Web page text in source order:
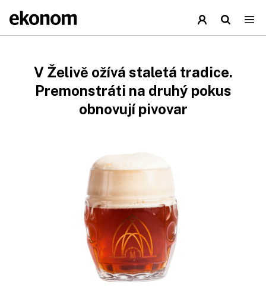
V Želivě ožívá staletá tradice.
Premonstráti na druhý pokus
obnovují pivovar